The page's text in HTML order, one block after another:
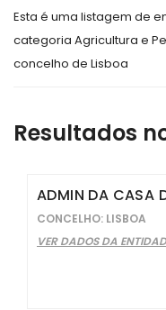
Esta é uma listagem de
categoria Agricultura e
concelho de Lisboa
Resultados
ADMIN DA CASA
CONCELHO: LISBOA
VER DADOS DA